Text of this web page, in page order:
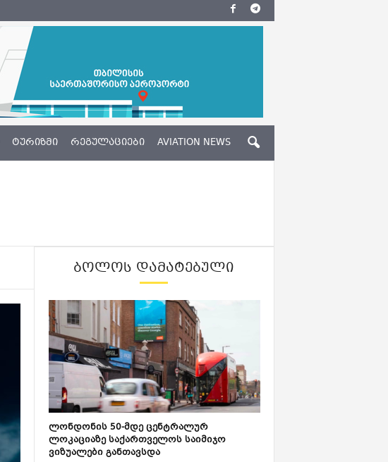
ᲢᲣᲠᲘᲖᲛᲘ ᲠᲔᲒᲣᲚᲐᲪᲘᲔᲑᲘ AVIATION NEWS
ᲑᲝᲚᲝᲡ ᲓᲐᲛᲐᲢᲔᲑᲣᲚᲘ
ლონდონის 50-მდე ცენტრალურ
ლოკაციაზე საქართველოს საიმიჯო
ვიზუალები განთავსდა